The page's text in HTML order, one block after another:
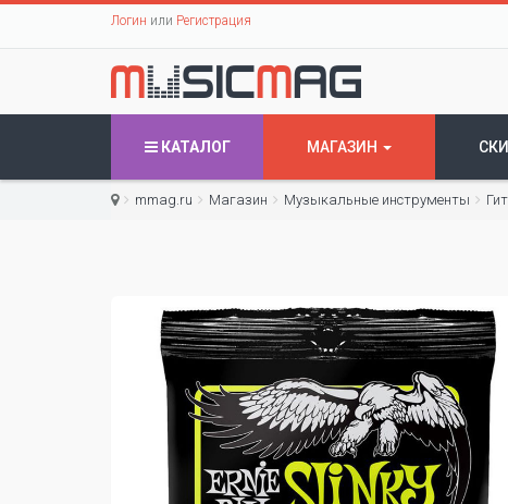
Логин или Регистрация
КАТАЛОГ МАГАЗИН
mmag.ru Магазин Музыкальные инструменты